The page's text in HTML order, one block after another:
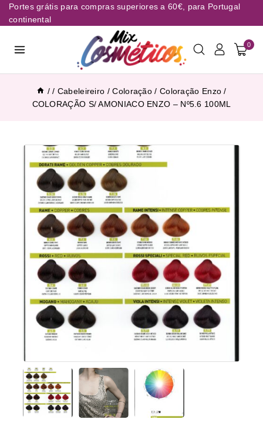
Portes grátis para compras superiores a 60€, para Portugal
continental
0
/ / Cabeleireiro / Coloração / Coloração Enzo /
COLORAÇÃO S/ AMONIACO ENZO – Nº5.6 100ML